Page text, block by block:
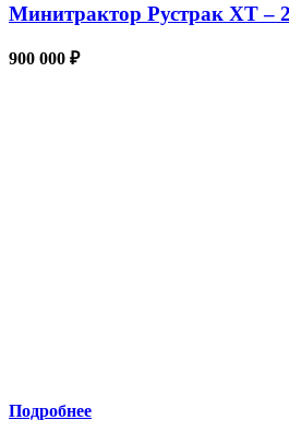
Минитрактор Рустрак XT –
900 000 ₽
Подробнее